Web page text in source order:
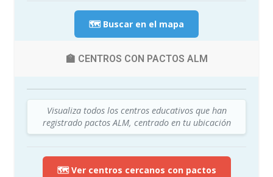
🗺️ Buscar en el mapa
🏫 CENTROS CON PACTOS ALM
Visualiza todos los centros educativos que han
registrado pactos ALM, centrado en tu ubicación
🗺️ Ver centros cercanos con pactos